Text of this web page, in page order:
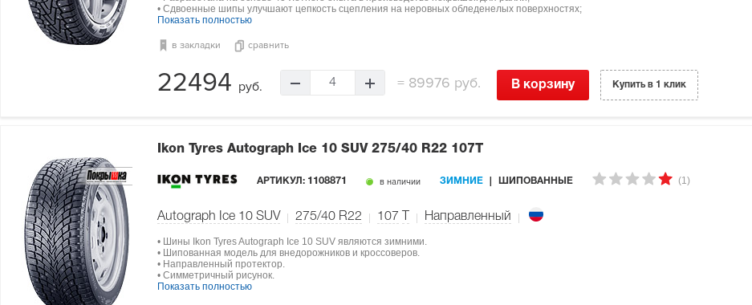
• Сдвоенные шипы улучшают цепкость сцепления на неровных обледенелых поверхностях;
Показать полностью
в закладки сравнить
22494 руб. 4 =89976 руб. В корзину Купить в 1 клик
Ikon Tyres Autograph Ice 10 SUV 275/40 R22 107T
АРТИКУЛ: 1108871 в наличии ЗИМНИЕ ШИПОВАННЫЕ (1)
Autograph Ice 10 SUV 275/40 R22 107 Направленный
• Шины Ikon Tyres Autograph Ice 10 SUV являются зимними.
• Шипованная модель для внедорожников и кроссоверов.
• Направленный протектор.
• Симметричный рисунок.
Показать полностью